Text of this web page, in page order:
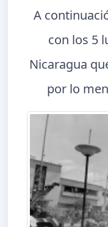
A
con los 5
Nicaragua
por lo